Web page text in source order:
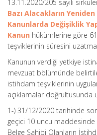
13.11.2020/205 sayılı
Bazı Alacakların Yeniden
Kanunlarda Değişiklik
Kanun hükümlerine göre
teşviklerinin süresini
Kanunun verdiği yetkiye
mevzuat bölümünde
istihdam teşviklerinin
açıklamalar doğrultusunda
1-) 31/12/2020 tarihinde
geçici 10 uncu maddesinde
Belge Sahibi Olanların